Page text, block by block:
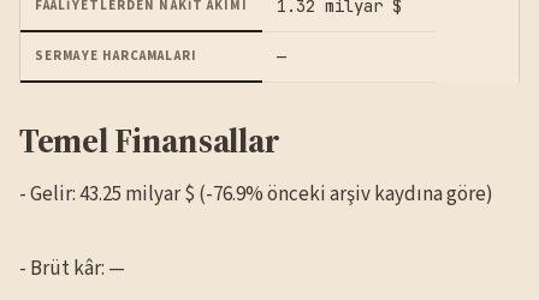
FAALIYETLERDEN NAKIT AKIMI 1.32 milyar $
SERMAYE HARCAMALARI —
Temel Finansallar
- Gelir: 43.25 milyar $ (-76.9% önceki arşiv kaydına göre)
- Brüt kâr: —